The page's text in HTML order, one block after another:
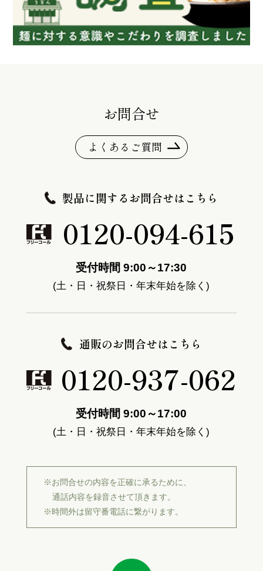
お問合せ
よくあるご質問
製品に関するお問合せはこちら
0120-094-615
受付時間 9:00～17:30
(土・日・祝祭日・年末年始を除く)
通販のお問合せはこちら
0120-937-062
受付時間 9:00～17:00
(土・日・祝祭日・年末年始を除く)
※お問合せの内容を正確に承るために、
通話内容を録音させて頂きます。
※時間外は留守番電話に繋がります。